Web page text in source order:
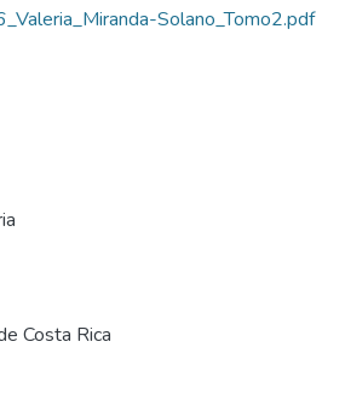
Solano_Tomo2.pdf
Costa Rica